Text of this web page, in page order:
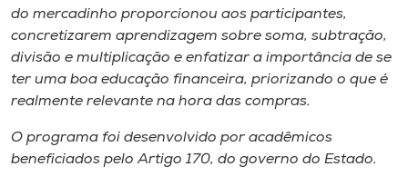
do mercadinho proporcionou aos participantes,
concretizarem aprendizagem sobre soma, subtração,
divisão e multiplicação e enfatizar a importância de se
ter uma boa educação financeira, priorizando o que é
realmente relevante na hora das compras.
O programa foi desenvolvido por acadêmicos
beneficiados pelo Artigo 170, do governo do Estado.